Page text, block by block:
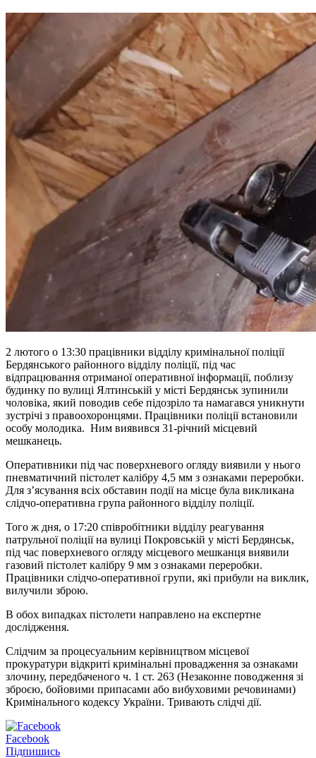
2 лютого о 13:30 працівники відділу кримінальної поліції
Бердянського районного відділу поліції, під час
відпрацювання отриманої оперативної інформації, поблизу
будинку по вулиці Ялтинській у місті Бердянськ зупинили
чоловіка, який поводив себе підозріло та намагався уникнути
зустрічі з правоохоронцями. Працівники поліції встановили
особу молодика. Ним виявився 31-річний місцевий
мешканець.
Оперативники під час поверхневого огляду виявили у нього
пневматичний пістолет калібру 4,5 мм з ознаками переробки.
Для з’ясування всіх обставин події на місце була викликана
слідчо-оперативна група районного відділу поліції.
Того ж дня, о 17:20 співробітники відділу реагування
патрульної поліції на вулиці Покровській у місті Бердянськ,
під час поверхневого огляду місцевого мешканця виявили
газовий пістолет калібру 9 мм з ознаками переробки.
Працівники слідчо-оперативної групи, які прибули на виклик,
вилучили зброю.
В обох випадках пістолети направлено на експертне
дослідження.
Слідчим за процесуальним керівництвом місцевої
прокуратури відкриті кримінальні провадження за ознаками
злочину, передбаченого ч. 1 ст. 263 (Незаконне поводження зі
зброєю, бойовими припасами або вибуховими речовинами)
Кримінального кодексу України. Тривають слідчі дії.
Facebook
Підпишись